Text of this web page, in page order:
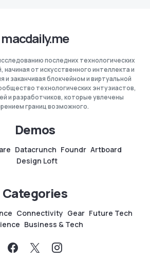
macdaily.me
последних технологических
начиная от искусственного интеллекта и
и заканчивая блокчейном и виртуальной
технологических энтузиастов,
и разработчиков, которые увлечены
границ возможного.
Demos
Datacrunch Foundr Artboard
Design Loft
Categories
Connectivity Gear Future Tech
Business & Tech